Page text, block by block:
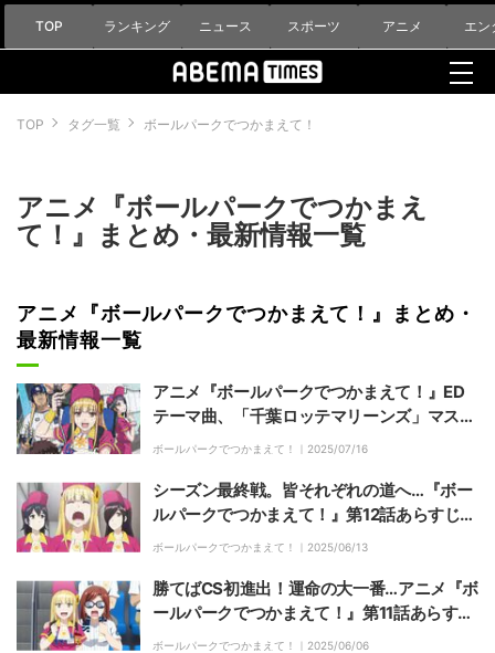
TOP ランキング ニュース スポーツ アニメ エン
TOP タグ一覧 ボールパークでつかまえて！
アニメ『ボールパークでつかまえ
て！』まとめ・最新情報一覧
アニメ『ボールパークでつかまえて！』まとめ・
最新情報一覧
アニメ『ボールパークでつかまえて！』ED
テーマ曲、「千葉ロッテマリーンズ」マスコ
ット・マーくんによる踊ってみた動画公開
ボールパークでつかまえて！｜ 2025/07/16
シーズン最終戦。皆それぞれの道へ…『ボー
ルパークでつかまえて！』第12話あらすじ・
先行カット解禁
ボールパークでつかまえて！｜ 2025/06/13
勝てばCS初進出！運命の大一番…アニメ『ボ
ールパークでつかまえて！』第11話あらす
じ・先行カット解禁
ボールパークでつかまえて！｜ 2025/06/06